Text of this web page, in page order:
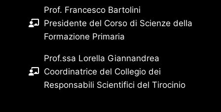
Prof. Francesco Bartolini
Presidente del Corso di Scienze della
Formazione Primaria
Prof.ssa Lorella Giannandrea
Coordinatrice del Collegio dei
Responsabili Scientifici del Tirocinio